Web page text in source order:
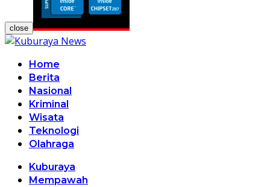
close
Home
Berita
Nasional
Kriminal
Wisata
Teknologi
Olahraga
Kuburaya
Mempawah